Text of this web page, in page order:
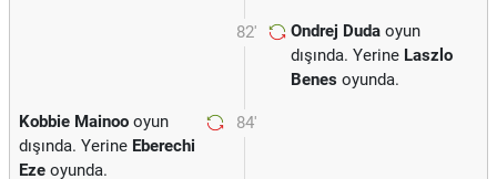
82' Ondrej Duda oyun
dışında. Yerine Laszlo
Benes oyunda.
84'
Kobbie Mainoo oyun
dışında. Yerine Eberechi
Eze oyunda.